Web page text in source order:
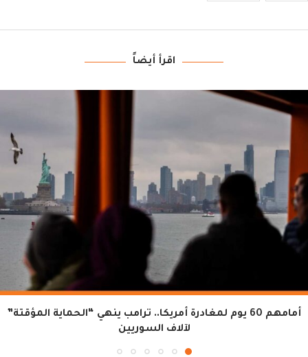
اقرأ أيضاً
أمامهم 60 يوم لمغادرة أمريكا.. ترامب ينهي “الحماية المؤقتة”
لآلاف السوريين